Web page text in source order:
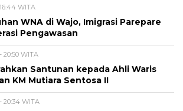
WITA
WNA di Wajo, Imigrasi Parepare
Pengawasan
20:50 WITA
Santunan kepada Ahli Waris
KM Mutiara Sentosa II
20:34 WITA